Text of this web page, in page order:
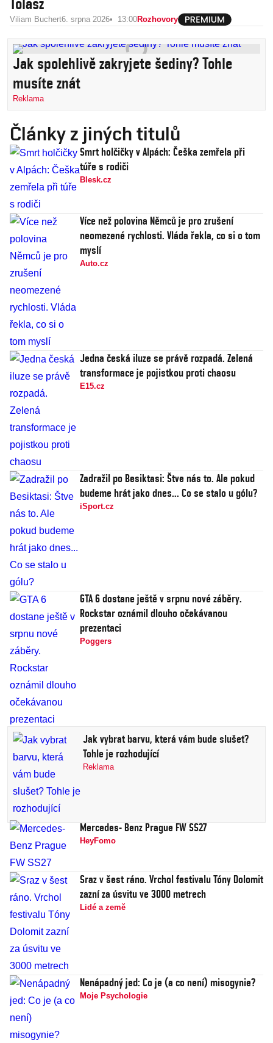
Tolasz
Viliam Buchert6. srpna 2026 13:00Rozhovory
Jak spolehlivě zakryjete šediny? Tohle
musíte znát
Reklama
Články z jiných titulů
Smrt holčičky v Alpách: Češka zemřela při
túře s rodiči
Blesk.cz
Více než polovina Němců je pro zrušení
neomezené rychlosti. Vláda řekla, co si o tom
myslí
Auto.cz
Jedna česká iluze se právě rozpadá. Zelená
transformace je pojistkou proti chaosu
E15.cz
Zadražil po Besiktasi: Štve nás to. Ale pokud
budeme hrát jako dnes... Co se stalo u gólu?
iSport.cz
GTA 6 dostane ještě v srpnu nové záběry.
Rockstar oznámil dlouho očekávanou
prezentaci
Poggers
Jak vybrat barvu, která vám bude slušet?
Tohle je rozhodující
Reklama
Mercedes- Benz Prague FW SS27
HeyFomo
Sraz v šest ráno. Vrchol festivalu Tóny Dolomit
zazní za úsvitu ve 3000 metrech
Lidé a země
Nenápadný jed: Co je (a co není) misogynie?
Moje Psychologie